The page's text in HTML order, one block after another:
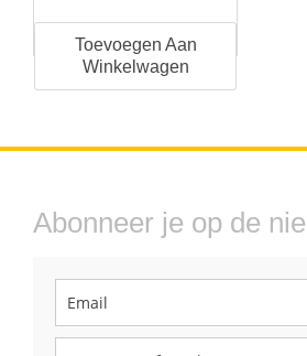
Toevoegen Aan
Winkelwagen
Abonneer je op de